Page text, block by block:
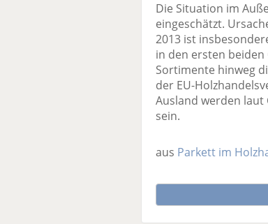
Die Situation im
eingeschätzt.
2013 ist
in den ersten
Sortimente hinweg
der EU-
Ausland werden laut
sein.
aus Parkett im